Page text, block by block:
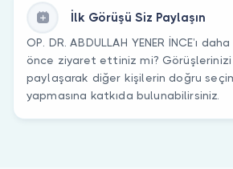
İlk Görüşü Siz Paylaşın
OP. DR. ABDULLAH YENER İNCE’ı daha
önce ziyaret ettiniz mi? Görüşlerinizi
paylaşarak diğer kişilerin doğru
yapmasına katkıda bulunabilirsiniz.